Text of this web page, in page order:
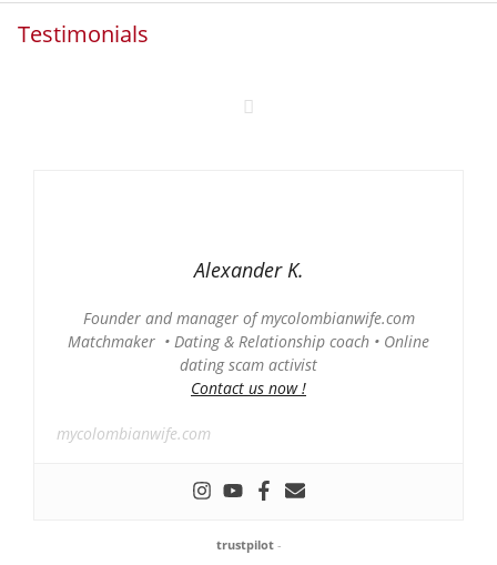
Testimonials
Alexander K.
Founder and manager of mycolombianwife.com
Matchmaker • Dating & Relationship coach • Online
dating scam activist
Contact us now !
mycolombianwife.com
trustpilot -